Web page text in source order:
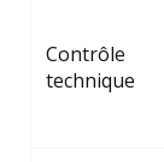
Contrôle
technique